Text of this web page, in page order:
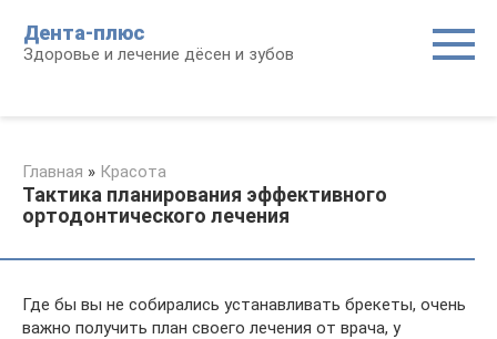
контенту
Дента-плюс
Здоровье и лечение дёсен и зубов
Главная » Красота
Тактика планирования эффективного
ортодонтического лечения
Где бы вы не собирались устанавливать брекеты, очень
важно получить план своего лечения от врача, у